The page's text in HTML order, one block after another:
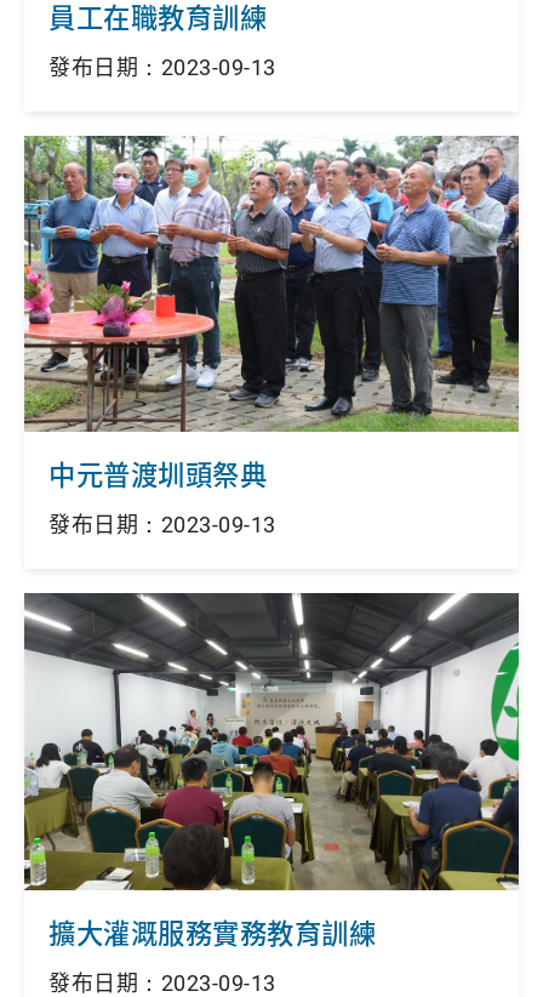
員工在職教育訓練
發布日期：2023-09-13
中元普渡圳頭祭典
發布日期：2023-09-13
擴大灌溉服務實務教育訓練
發布日期：2023-09-13